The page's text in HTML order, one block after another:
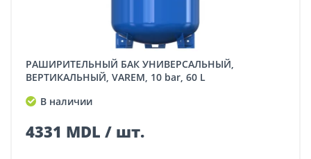
РАШИРИТЕЛЬНЫЙ БАК УНИВЕРСАЛЬНЫЙ,
ВЕРТИКАЛЬНЫЙ, VAREM, 10 bar, 60 L
В наличии
4331 MDL / шт.